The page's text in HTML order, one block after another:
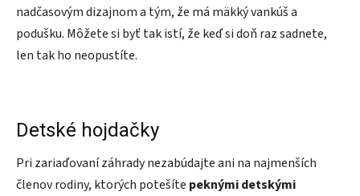
nadčasovým dizajnom a tým, že má mäkký vankúš a
podušku. Môžete si byť tak istí, že keď si doň raz sadnete,
len tak ho neopustíte.
Detské hojdačky
Pri zariaďovaní záhrady nezabúdajte ani na najmenších
členov rodiny, ktorých potešíte peknými detskými